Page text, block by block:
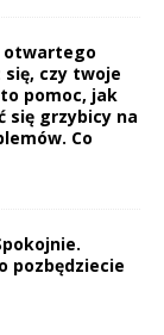
otwartego
czy twoje
pomoc, jak
się grzybicy na
Co
pozbędziecie